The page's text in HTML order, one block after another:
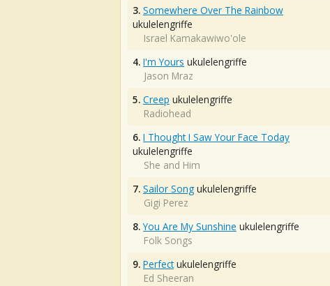
3. Somewhere Over The Rainbow
ukulelengriffe
Israel Kamakawiwo'ole
4. I'm Yours ukulelengriffe
Jason Mraz
5. Creep ukulelengriffe
Radiohead
6. I Thought I Saw Your Face Today
ukulelengriffe
She and Him
7. Sailor Song ukulelengriffe
Gigi Perez
8. You Are My Sunshine ukulelengriffe
Folk Songs
9. Perfectukulelengriffe
Ed Sheeran